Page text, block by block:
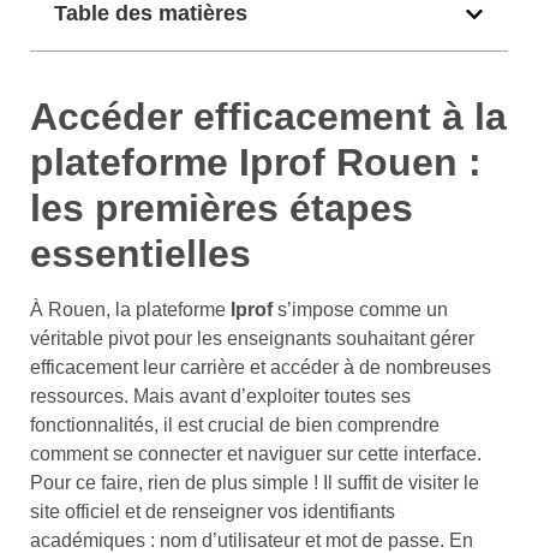
Table des matières
Accéder efficacement à la
plateforme Iprof Rouen :
les premières étapes
essentielles
À Rouen, la plateforme Iprofs’impose comme un
véritable pivot pour les enseignants souhaitant gérer
efficacement leur carrière et accéder à de nombreuses
ressources. Mais avant d’exploiter toutes ses
fonctionnalités, il est crucial de bien comprendre
comment se connecter et naviguer sur cette interface.
Pour ce faire, rien de plus simple ! Il suffit de visiter le
site officiel et de renseigner vos identifiants
académiques : nom d’utilisateur et mot de passe. En